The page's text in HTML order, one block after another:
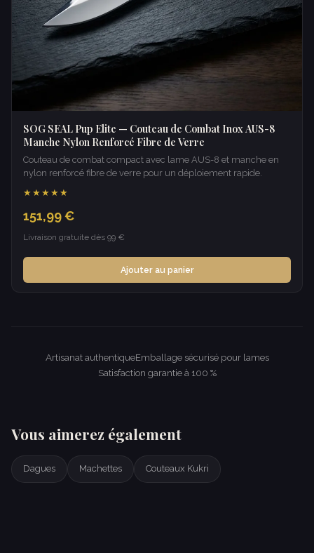
SOG SEAL Pup Elite — Couteau de Combat Inox AUS-8
Manche Nylon Renforcé Fibre de Verre
Couteau de combat compact avec lame AUS-8 et manche en
nylon renforcé fibre de verre pour un déploiement rapide.
★★★★★
151,99 €
Livraison gratuite dès 99 €
Ajouter au panier
Artisanat authentiqueEmballage sécurisé pour lames
Satisfaction garantie à 100 %
Vous aimerez également
Dagues Machettes Couteaux Kukri